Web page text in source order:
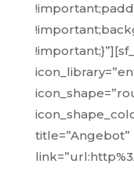
title=”Angebot”